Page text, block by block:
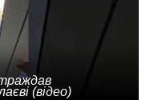
(відео)